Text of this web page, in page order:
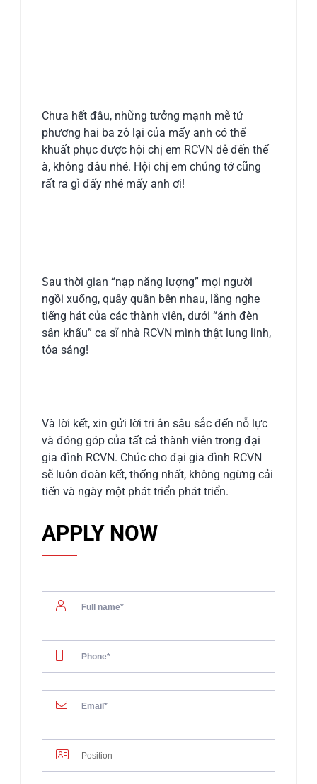
Chưa hết đâu, những tưởng mạnh mẽ tứ
phương hai ba zô lại của mấy anh có thể
khuất phục được hội chị em RCVN dễ đến thế
à, không đâu nhé. Hội chị em chúng tớ cũng
rất ra gì đấy nhé mấy anh ơi!
Sau thời gian “nạp năng lượng” mọi người
ngồi xuống, quây quần bên nhau, lắng nghe
tiếng hát của các thành viên, dưới “ánh đèn
sân khấu” ca sĩ nhà RCVN mình thật lung linh,
tỏa sáng!
Và lời kết, xin gửi lời tri ân sâu sắc đến nỗ lực
và đóng góp của tất cả thành viên trong đại
gia đình RCVN. Chúc cho đại gia đình RCVN
sẽ luôn đoàn kết, thống nhất, không ngừng cải
tiến và ngày một phát triển phát triển.
APPLY NOW